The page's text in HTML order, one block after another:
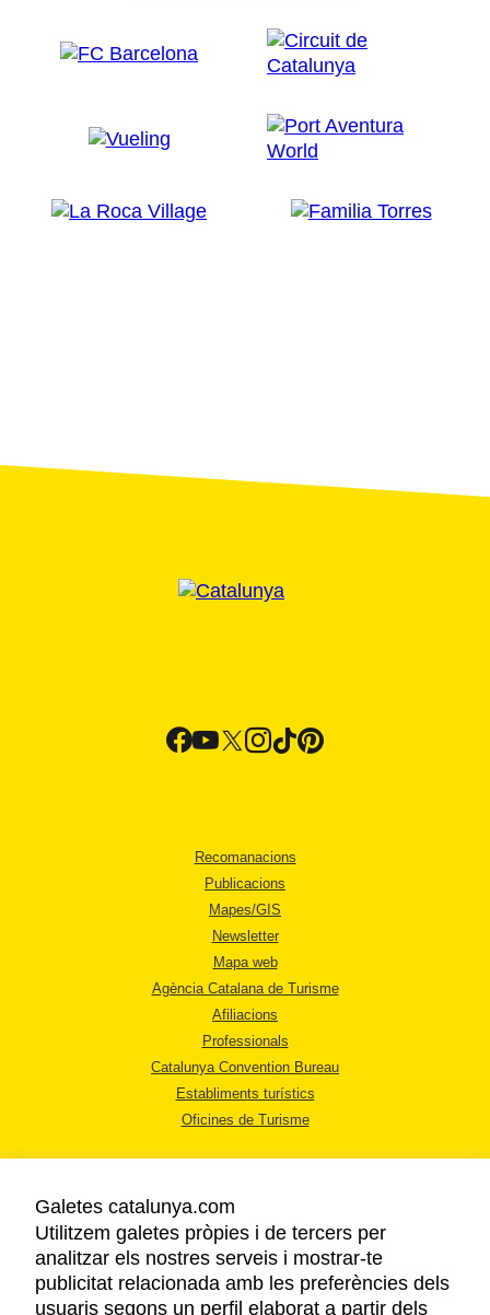
Recomanacions
Publicacions
Mapes/GIS
Newsletter
Mapa web
Agència Catalana de Turisme
Afiliacions
Professionals
Catalunya Convention Bureau
Establiments turístics
Oficines de Turisme
AVÍS LEGAL
POLÍTICA DE PRIVACITAT
Galetes catalunya.com
Utilitzem galetes pròpies i de tercers per
analitzar els nostres serveis i mostrar-te
publicitat relacionada amb les preferències dels
usuaris segons un perfil elaborat a partir dels